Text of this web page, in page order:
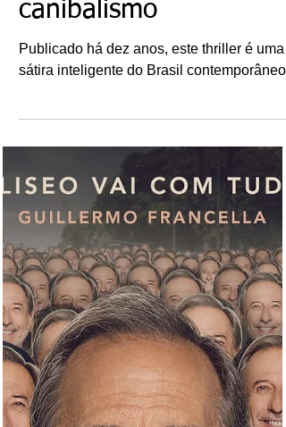
– Uma década do
Montes sobre
canibalismo
Publicado há dez anos, este thriller é uma
sátira inteligente do Brasil contemporâneo.